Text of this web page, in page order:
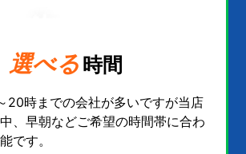
選べる時間
20時までの会社が多いですが当店
、早朝などご希望の時間帯に合わ
です。